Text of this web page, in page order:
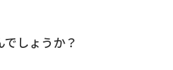
しょうか？